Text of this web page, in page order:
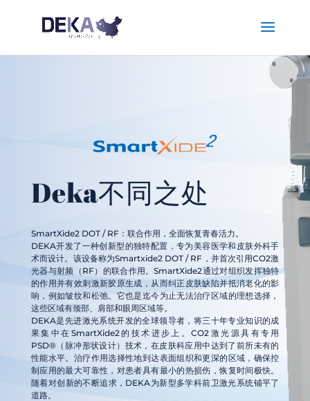
Deka不同之处
SmartXide2 DOT / RF：联合作用，全面恢复青春活力。
DEKA开发了一种创新型的独特配置，专为美容医学和皮肤外科手
术而设计。该设备称为Smartxide2 DOT / RF，并首次引用CO2激
光器与射频（RF）的联合作用。SmartXide2通过对组织发挥独特
的作用并有效刺激新胶原生成，从而纠正皮肤缺陷并抵消老化的影
响，例如皱纹和松弛。它也是迄今为止无法治疗区域的理想选择，
这些区域有颈部、肩部和眼周区域等。
DEKA是先进激光系统开发的全球领导者，将三十年专业知识的成
果集中在SmartXide2的技术进步上。CO2激光源具有专用
PSD®（脉冲形状设计）技术，在皮肤科应用中达到了前所未有的
性能水平。治疗作用选择性地到达表面组织和更深的区域，确保控
制应用的最大可靠性，对患者具有最小的热损伤，恢复时间极快。
随着对创新的不断追求，DEKA为新型多学科前卫激光系统铺平了
道路。